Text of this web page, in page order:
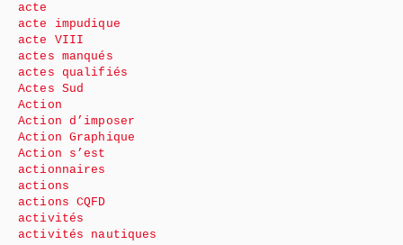
acte
acte impudique
acte VIII
actes manqués
actes qualifiés
Actes Sud
Action
Action d’imposer
Action Graphique
Action s’est
actionnaires
actions
actions CQFD
activités
activités nautiques